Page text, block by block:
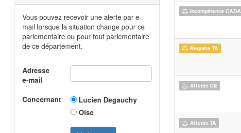
Vous pouvez recevoir une alerte par e-
mail lorsque la situation change pour ce
parlementaire ou pour tout parlementaire
de ce département.
Adresse
e-mail
Concernant
Lucien Degauchy
Oise
Incompétence CADA
Requête TA
Attente CE
Attente TA